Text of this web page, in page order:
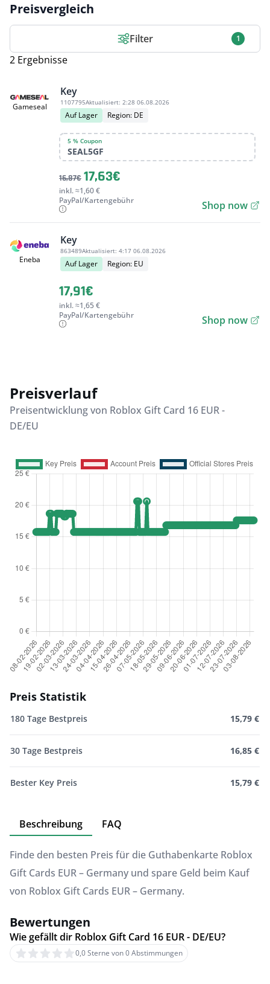
Preisvergleich
Filter 1
2 Ergebnisse
Gameseal
Key
1107795Aktualisiert: 2:28 06.08.2026
Auf Lager Region: DE
5 % Coupon
SEAL5GF
16,87€ 17,63€
inkl. ≈1,60 €
PayPal/Kartengebühr
Shop now
Eneba
Key
863489Aktualisiert: 4:17 06.08.2026
Auf Lager Region: EU
17,91€
inkl. ≈1,65 €
PayPal/Kartengebühr
Shop now
Preisverlauf
Preisentwicklung von Roblox Gift Card 16 EUR -
DE/EU
Preis Statistik
180 Tage Bestpreis 15,79 €
30 Tage Bestpreis 16,85 €
Bester Key Preis 15,79 €
Beschreibung FAQ
Finde den besten Preis für die Guthabenkarte Roblox
Gift Cards EUR – Germany und spare Geld beim Kauf
von Roblox Gift Cards EUR – Germany.
Bewertungen
Wie gefällt dir Roblox Gift Card 16 EUR - DE/EU?
0,0 Sterne von 0 Abstimmungen